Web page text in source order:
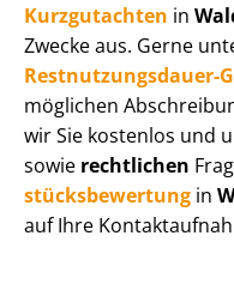
Kurzgutachten in
Zwecke aus. Gerne
Rest­nut­zungs­dau­er-
möglichen
wir Sie kostenlos und
sowie rechtlichen
stücks­be­wer­tung in
auf Ihre